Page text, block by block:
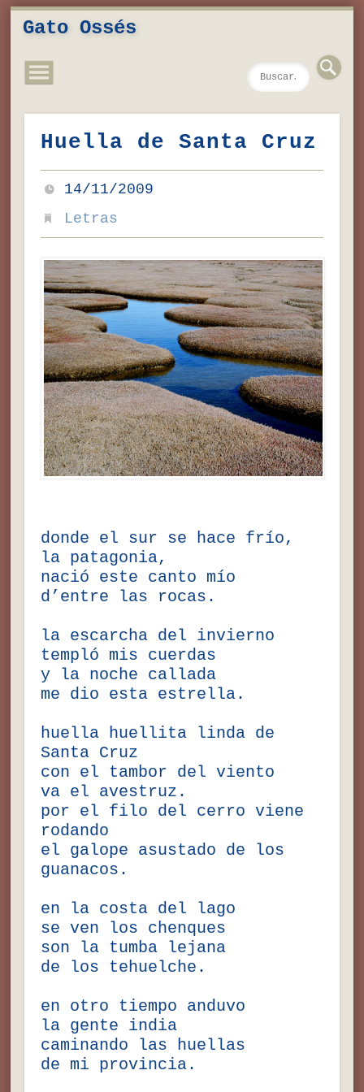
Gato Ossés
Huella de Santa Cruz
14/11/2009
Letras
donde el sur se hace frío,
la patagonia,
nació este canto mío
d’entre las rocas.
la escarcha del invierno
templó mis cuerdas
y la noche callada
me dio esta estrella.
huella huellita linda de
Santa Cruz
con el tambor del viento
va el avestruz.
por el filo del cerro viene
rodando
el galope asustado de los
guanacos.
en la costa del lago
se ven los chenques
son la tumba lejana
de los tehuelche.
en otro tiempo anduvo
la gente india
caminando las huellas
de mi provincia.